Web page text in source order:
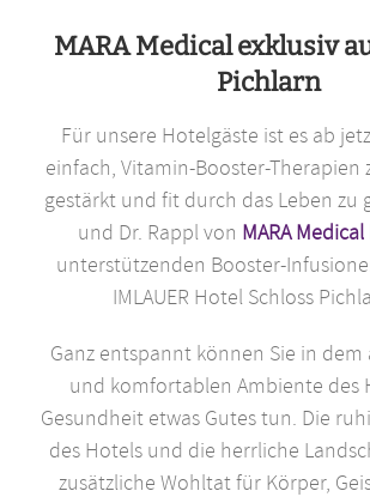
MARA Medical exklusiv
Pichlarn
Für unsere Hotelgäste ist es ab
einfach, Vitamin-Booster-Therapien
gestärkt und fit durch das Leben zu
und Dr. Rappl von MARA Medical
unterstützenden Booster-
IMLAUER Hotel Schloss
Ganz entspannt können Sie in
und komfortablen Ambiente des
Gesundheit etwas Gutes tun. Die
des Hotels und die herrliche
zusätzliche Wohltat für Körper,